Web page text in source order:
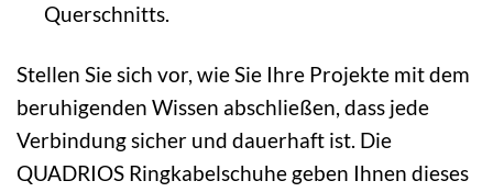
Querschnitts.
Stellen Sie sich vor, wie Sie Ihre Projekte mit dem
beruhigenden Wissen abschließen, dass jede
Verbindung sicher und dauerhaft ist. Die
QUADRIOS Ringkabelschuhe geben Ihnen dieses